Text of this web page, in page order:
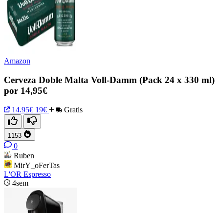
Amazon
Cerveza Doble Malta Voll-Damm (Pack 24 x 330 ml)
por 14,95€
14.95€ 19€ Gratis
1153
0
Ruben
MirY_oFerTas
L'OR Espresso
4sem